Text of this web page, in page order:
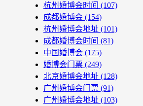
杭州婚博会时间 (107)
成都婚博会 (154)
杭州婚博会地址 (101)
成都婚博会时间 (81)
中国婚博会 (175)
婚博会门票 (249)
北京婚博会地址 (128)
广州婚博会门票 (91)
广州婚博会地址 (103)